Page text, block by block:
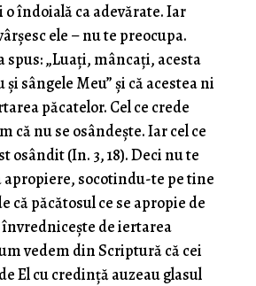
o îndoială ca adevărate. Iar
ele – nu te preocupa.
spus: „Luaţi, mâncaţi, acesta
sângele Meu” şi că acestea ni
păcatelor. Cel ce crede
că nu se osândeşte. Iar cel ce
osândit (In. 3, 18). Deci nu te
socotindu-te pe tine
că păcătosul ce se apropie de
de iertarea
vedem din Scriptură că cei
El cu credinţă auzeau glasul